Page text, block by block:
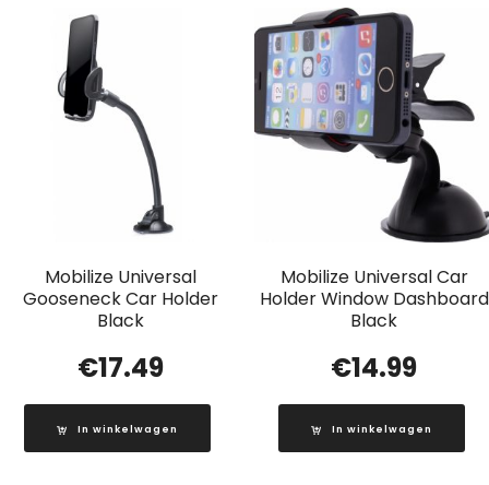
Mobilize Universal
Gooseneck Car Holder
Black
€17.49
In winkelwagen
Mobilize Universal Car
Holder Window Dashboard
Black
€14.99
In winkelwagen